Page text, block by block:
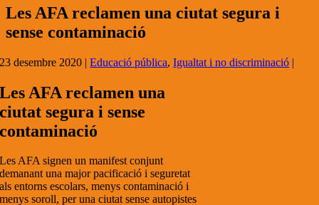
Les AFA reclamen una ciutat segura i
sense contaminació
23 desembre 2020 |Educació pública,Igualtat i no discriminació |
Les AFA reclamen una
ciutat segura i sense
contaminació
Les AFA signen un manifest conjunt
demanant una major pacificació i seguretat
als entorns escolars, menys contaminació i
menys soroll, per una ciutat sense autopistes